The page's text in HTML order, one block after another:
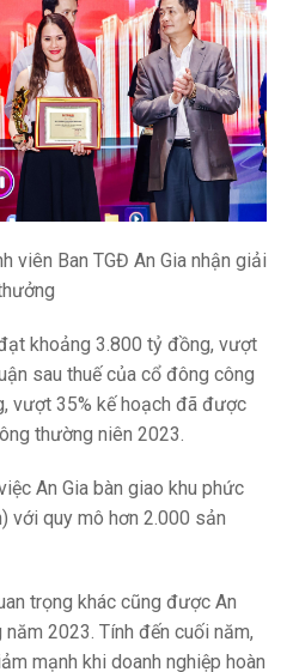
viên Ban TGĐ An Gia nhận giải
khoảng 3.800 tỷ đồng, vượt
sau thuế của cổ đông công
vượt 35% kế hoạch đã được
thường niên 2023.
An Gia bàn giao khu phức
với quy mô hơn 2.000 sản
trọng khác cũng được An
2023. Tính đến cuối năm,
mạnh khi doanh nghiệp hoàn